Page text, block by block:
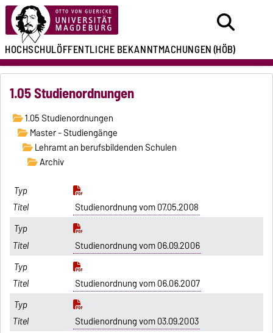
HOCHSCHULÖFFENTLICHEBEKANNTMACHUNGEN(HÖB)
1.05 Studienordnungen
1.05 Studienordnungen
Master - Studiengänge
Lehramt an berufsbildenden Schulen
Archiv
Studienordnung vom 07.05.2008
Studienordnung vom 06.09.2006
Studienordnung vom 06.06.2007
Studienordnung vom 03.09.2003